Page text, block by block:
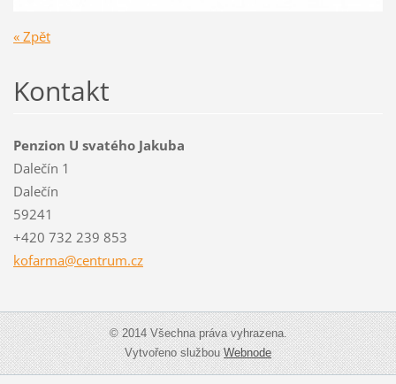
« Zpět
Kontakt
Penzion U svatého Jakuba
Dalečín 1
Dalečín
59241
+420 732 239 853
kofarma@centrum.cz
© 2014 Všechna práva vyhrazena.
Vytvořeno službouWebnode